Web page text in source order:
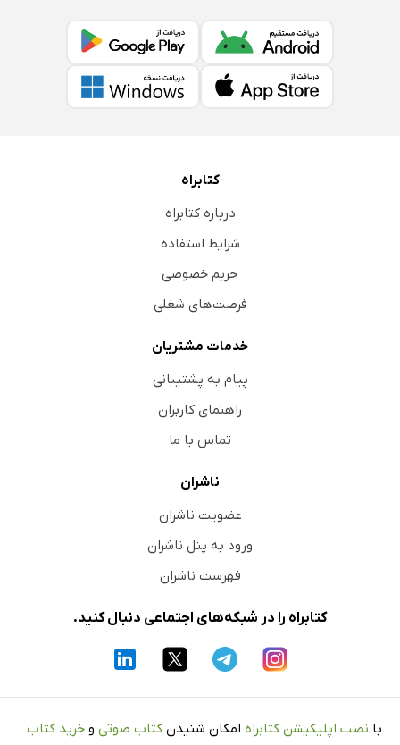
کتابراه
درباره کتابراه
شرایط استفاده
حریم خصوصی
فرصت‌های شغلی
خدمات مشتریان
پیام به پشتیبانی
راهنمای کاربران
تماس با ما
ناشران
عضویت ناشران
ورود به پنل ناشران
فهرست ناشران
کتابراه را در شبکه‌های اجتماعی دنبال کنید.
با نصب اپلیکیشن کتابراه امکان شنیدن کتاب صوتی و خرید کتاب